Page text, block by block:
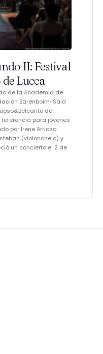
II: Festival
Lucca
de la Academia de
Barenboim-Said
de
para jóvenes
por Irene Arriaza
(violonchelo) y
un concierto el 2 de